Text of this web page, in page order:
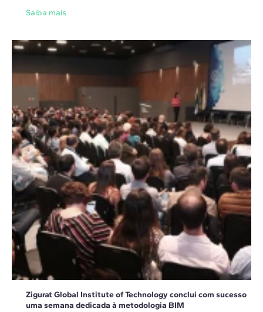
Saiba mais
Zigurat Global Institute of Technology conclui com sucesso
uma semana dedicada à metodologia BIM